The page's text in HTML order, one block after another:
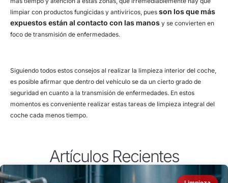
limpiar con productos fungicidas y antivíricos, pues son los que más
expuestos están al contacto con las manos y se convierten en
foco de transmisión de enfermedades.
Siguiendo todos estos consejos al realizar la limpieza interior del coche,
es posible afirmar que dentro del vehículo se da un cierto grado de
seguridad en cuanto a la transmisión de enfermedades. En estos
momentos es conveniente realizar estas tareas de limpieza integral del
coche cada menos tiempo.
Artículos Recientes